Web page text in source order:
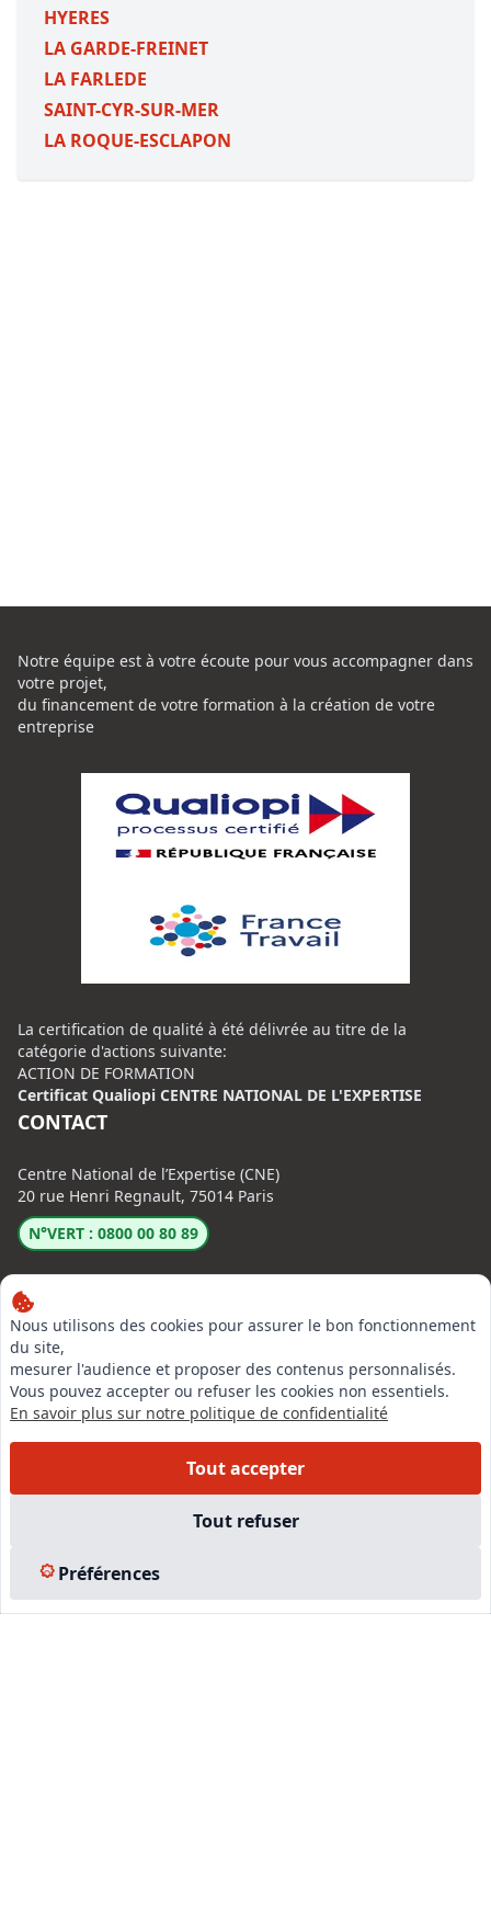
HYERES
LA GARDE-FREINET
LA FARLEDE
SAINT-CYR-SUR-MER
LA ROQUE-ESCLAPON
Nous utilisons des cookies pour assurer le bon fonctionnement
du site,
mesurer l'audience et proposer des contenus personnalisés.
Vous pouvez accepter ou refuser les cookies non essentiels.
En savoir plus sur notre politique de confidentialité
Tout accepter
Tout refuser
Préférences
Notre équipe est à votre écoute pour vous accompagner dans
votre projet,
du financement de votre formation à la création de votre
entreprise
La certification de qualité à été délivrée au titre de la
catégorie d'actions suivante:
ACTION DE FORMATION
Certificat Qualiopi CENTRE NATIONAL DE L'EXPERTISE
CONTACT
Centre National de l’Expertise (CNE)
20 rue Henri Regnault, 75014 Paris
N°VERT : 0800 00 80 89
LinkedIn
Instagram
Accueil